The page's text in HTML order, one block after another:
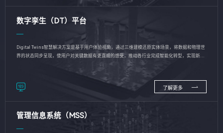
数字孪生（DT）平台
Digital Twins智慧解决方案是基于用户体验视角，通过三维建模还原实体场景，将数据和物理世
界的状态同步呈现，使用户对关键数据有更直观的感受，推动各行业完成智能化转型，实现新旧
了解更多
管理信息系统（MSS）